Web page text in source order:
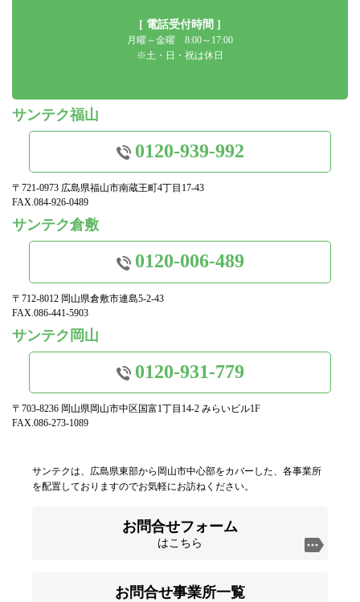
[ 電話受付時間 ]
月曜～金曜 8:00～17:00
※土・日・祝は休日
サンテク福山
0120-939-992
〒721-0973 広島県福山市南蔵王町4丁目17-43
FAX.084-926-0489
サンテク倉敷
0120-006-489
〒712-8012 岡山県倉敷市連島5-2-43
FAX.086-441-5903
サンテク岡山
0120-931-779
〒703-8236 岡山県岡山市中区国富1丁目14-2 みらいビル1F
FAX.086-273-1089
サンテクは、広島県東部から岡山市中心部をカバーした、各事業所
を配置しておりますのでお気軽にお訪ねください。
お問合せフォーム
はこちら
お問合せ事業所一覧